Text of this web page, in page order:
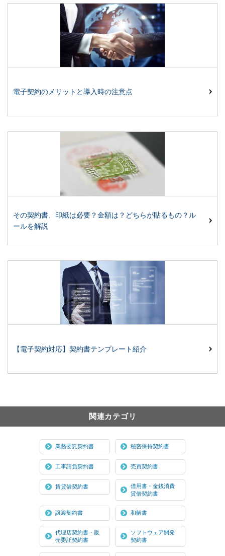
電子契約のメリットと導入時の注意点
その契約書、印紙は必要？金額は？どちらが貼るもの？ル
ールを解説
【電子契約対応】契約書テンプレート紹介
関連カテゴリ
業務委託契約書 秘密保持契約書
工事請負契約書 売買契約書
賃貸借契約書
借用書・金銭消費
貸借契約書
譲渡契約書 和解書
代理店契約書・販
売委託契約書
ソフトウェア開発
契約書